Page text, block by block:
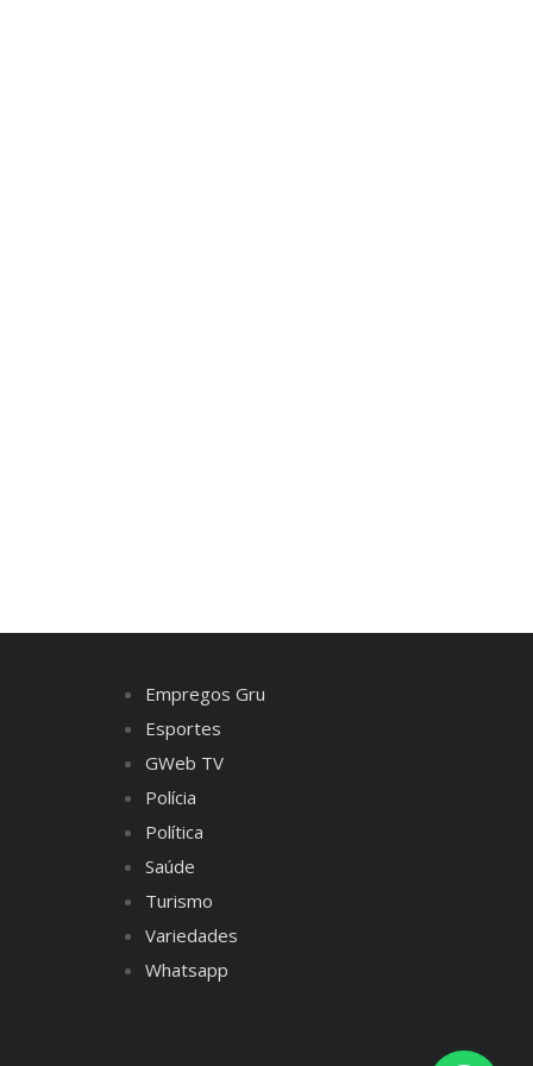
Empregos Gru
Esportes
GWeb TV
Polícia
Política
Saúde
Turismo
Variedades
Whatsapp